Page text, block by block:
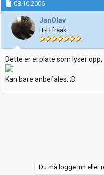
08.10.2006
JanOlav
Hi-Fi freak
Dette er ei plate som lyser
Kan bare anbefales. ;D
Du må logge inn eller